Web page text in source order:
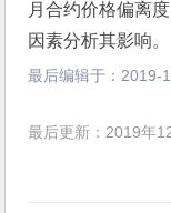
月合约价格偏离
因素分析其影响。
最后编辑于： 2019-
最后更新：2019年